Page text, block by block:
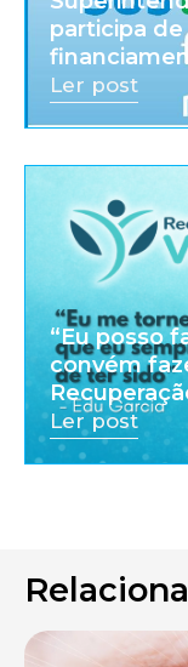
participa
Ler post
“Eu posso
convém
Ler post